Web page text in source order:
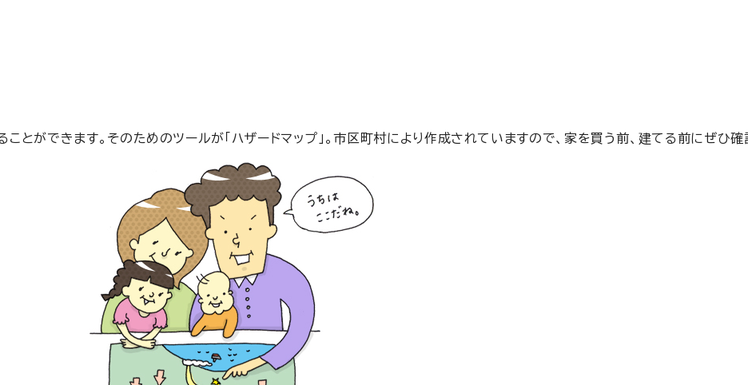
できます。そのためのツールが「ハザードマップ」。市区町村により作成されていますので、家を買う前、建てる前にぜひ